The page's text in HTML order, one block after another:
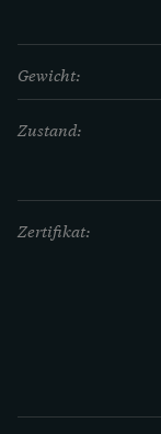
Gewicht:
Zustand:
Zertifikat: